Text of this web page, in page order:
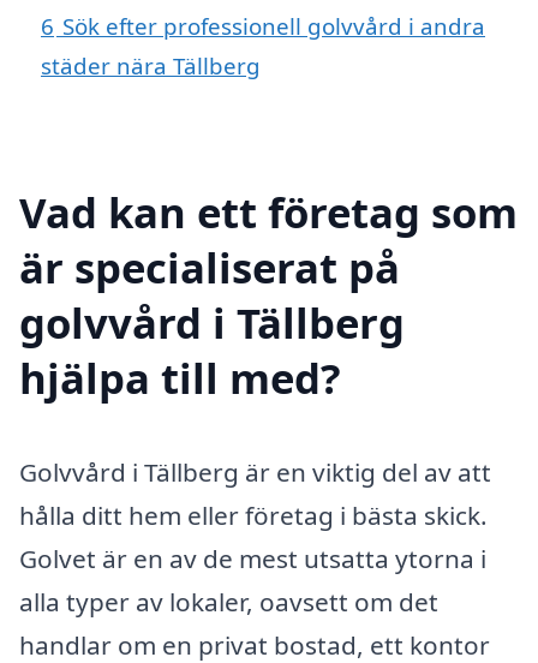
6 Sök efter professionell golvvård i andra
städer nära Tällberg
Vad kan ett företag som
är specialiserat på
golvvård i Tällberg
hjälpa till med?
Golvvård i Tällberg är en viktig del av att
hålla ditt hem eller företag i bästa skick.
Golvet är en av de mest utsatta ytorna i
alla typer av lokaler, oavsett om det
handlar om en privat bostad, ett kontor